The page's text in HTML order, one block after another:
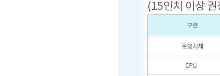
(15인치 이상
구분
운영체제
CPU